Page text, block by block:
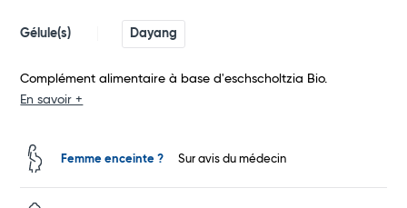
Gélule(s) Dayang
Complément alimentaire à base d'eschscholtzia Bio.
En savoir +
Femme enceinte ? Sur avis du médecin